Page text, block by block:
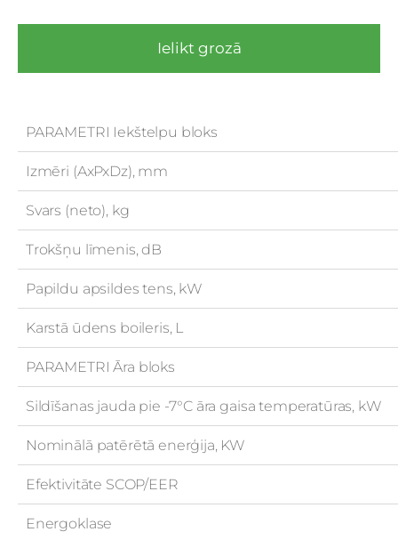
Ielikt grozā
PARAMETRI Iekštelpu bloks
Izmēri (AxPxDz), mm
Svars (neto), kg
Trokšņu līmenis, dB
Papildu apsildes tens, kW
Karstā ūdens boileris, L
PARAMETRI Āra bloks
Sildīšanas jauda pie -7°C āra gaisa temperatūras, kW
Nominālā patērētā enerģija, KW
Efektivitāte SCOP/EER
Energoklase